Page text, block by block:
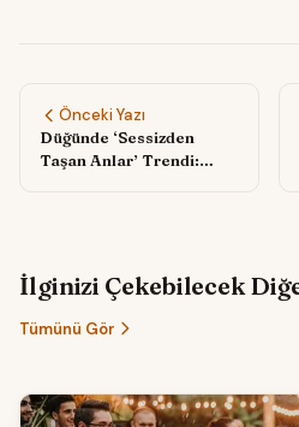
Önceki Yazı
Düğünde ‘Sessizden
Taşan Anlar’ Trendi:
İlginizi Çekebilecek
Tümünü Gör